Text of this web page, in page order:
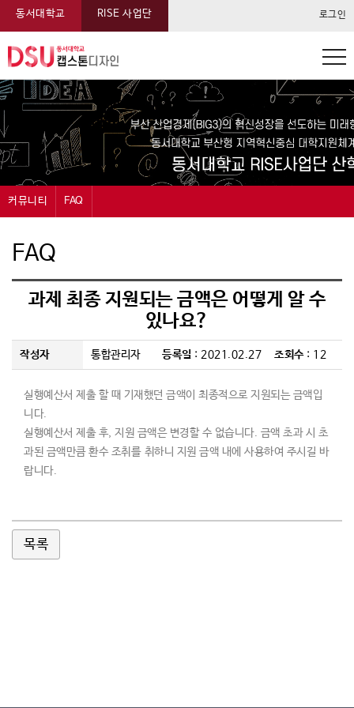
동서대학교 RISE 사업단 로그인
커뮤니티
과제관리
FAQ
자료실
FAQ
과제 최종 지원되는 금액은 어떻게 알 수
있나요?
작성자 통합관리자 등록일 : 2021.02.27 조회수: 12
실행예산서 제출 할 때 기재했던 금액이 최종적으로 지원되는 금액입
니다.
실행예산서 제출 후, 지원 금액은 변경할 수 없습니다. 금액 초과 시 초
과된 금액만큼 환수 조취를 취하니 지원 금액 내에 사용하여 주시길 바
랍니다.
목록